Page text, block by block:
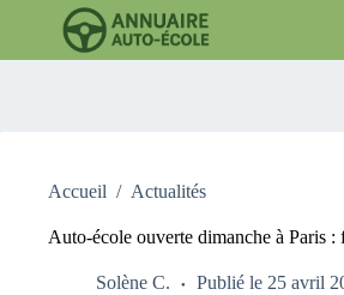
Accueil / Actualités
Auto-école ouverte dimanche à Paris :
Solène C. Publié le 25 avril